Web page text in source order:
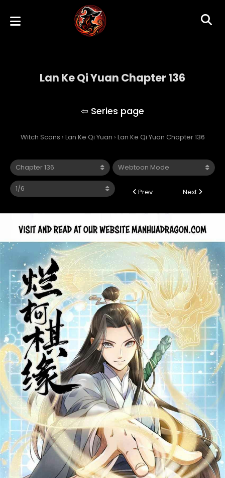
Lan Ke Qi Yuan Chapter 136
Witch Scans › Lan Ke Qi Yuan › Lan Ke Qi Yuan Chapter 136
Prev Next